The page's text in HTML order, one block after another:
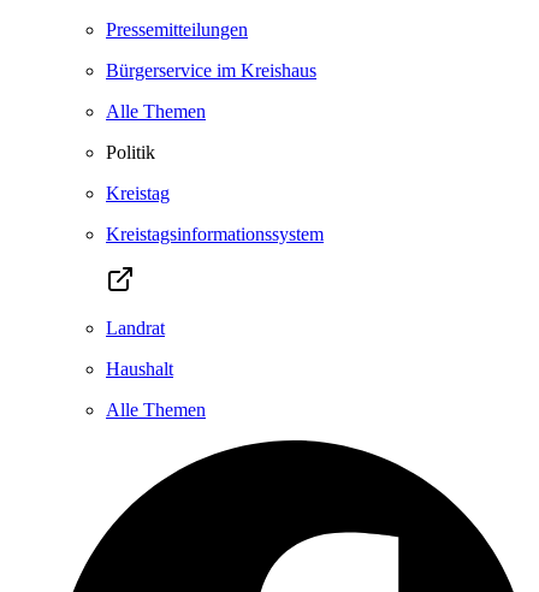
Pressemitteilungen
Bürgerservice im Kreishaus
Alle Themen
Politik
Kreistag
Kreistagsinformationssystem
Landrat
Haushalt
Alle Themen